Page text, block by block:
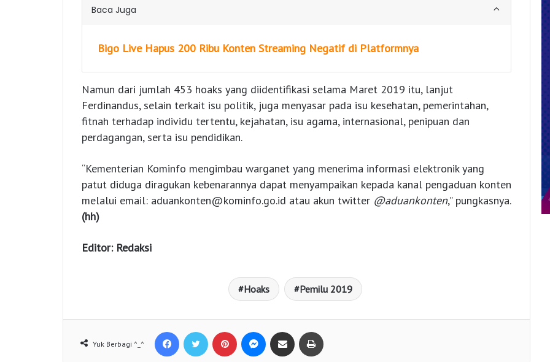
Baca Juga
Bigo Live Hapus 200 Ribu Konten Streaming Negatif di Platformnya
Namun dari jumlah 453 hoaks yang diidentifikasi selama Maret 2019 itu, lanjut
Ferdinandus, selain terkait isu politik, juga menyasar pada isu kesehatan, pemerintahan,
fitnah terhadap individu tertentu, kejahatan, isu agama, internasional, penipuan dan
perdagangan, serta isu pendidikan.
“Kementerian Kominfo mengimbau warganet yang menerima informasi elektronik yang
patut diduga diragukan kebenarannya dapat menyampaikan kepada kanal pengaduan konten
melalui email: aduankonten@kominfo.go.id atau akun twitter @aduankonten,” pungkasnya.
(hh)
Editor: Redaksi
Hoaks Pemilu 2019
Yuk Berbagi ^_^